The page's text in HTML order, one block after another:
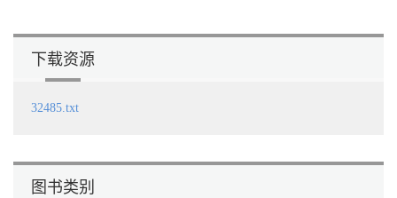
2. 半屏蒙版式 / 43
3. 倾斜蒙版式 / 43
5. 四周渐变式 / 44
8. 三角框式 / 46
9. 方框或多边形框式 / 46
下载资源
32485.txt
图书类别